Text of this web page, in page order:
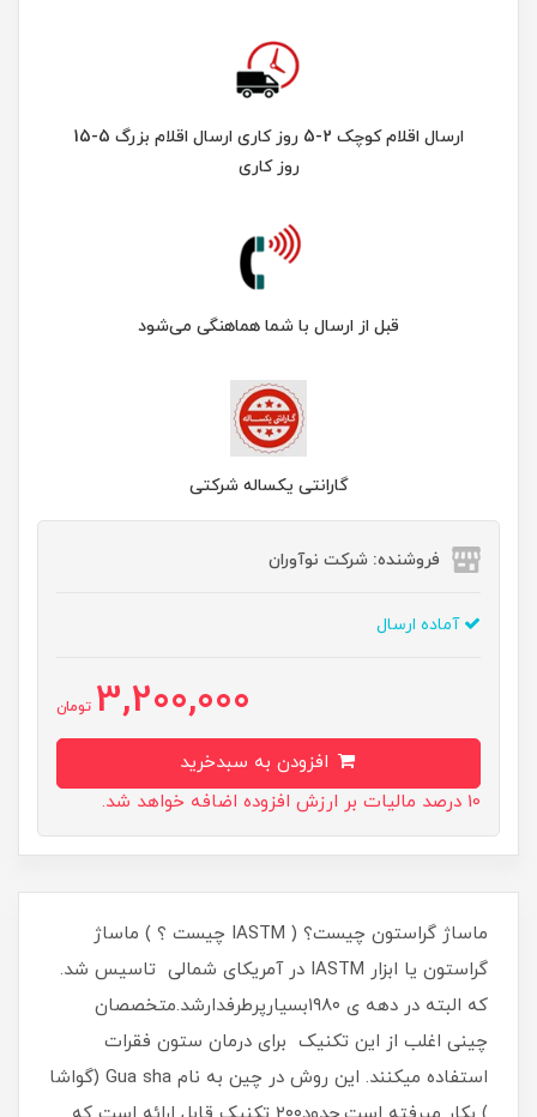
ارسال اقلام کوچک 2-5 روز کاری ارسال اقلام بزرگ 5-15
روز کاری
قبل از ارسال با شما هماهنگی می‌شود
گارانتی یکساله شرکتی
فروشنده: شرکت نوآوران
آماده ارسال
3,200,000 تومان
10 درصد مالیات بر ارزش افزوده اضافه خواهد شد.
ماساژ گراستون چیست؟ ( IASTM چیست ؟ ) ماساژ
گراستون یا ابزار IASTM در آمریکای شمالی تاسیس شد.
که البته در دهه ی ۱۹۸۰بسیارپرطرفدارشد.متخصصان
چینی اغلب از این تکنیک برای درمان ستون فقرات
استفاده میکنند. این روش در چین به نام Gua sha (گواشا